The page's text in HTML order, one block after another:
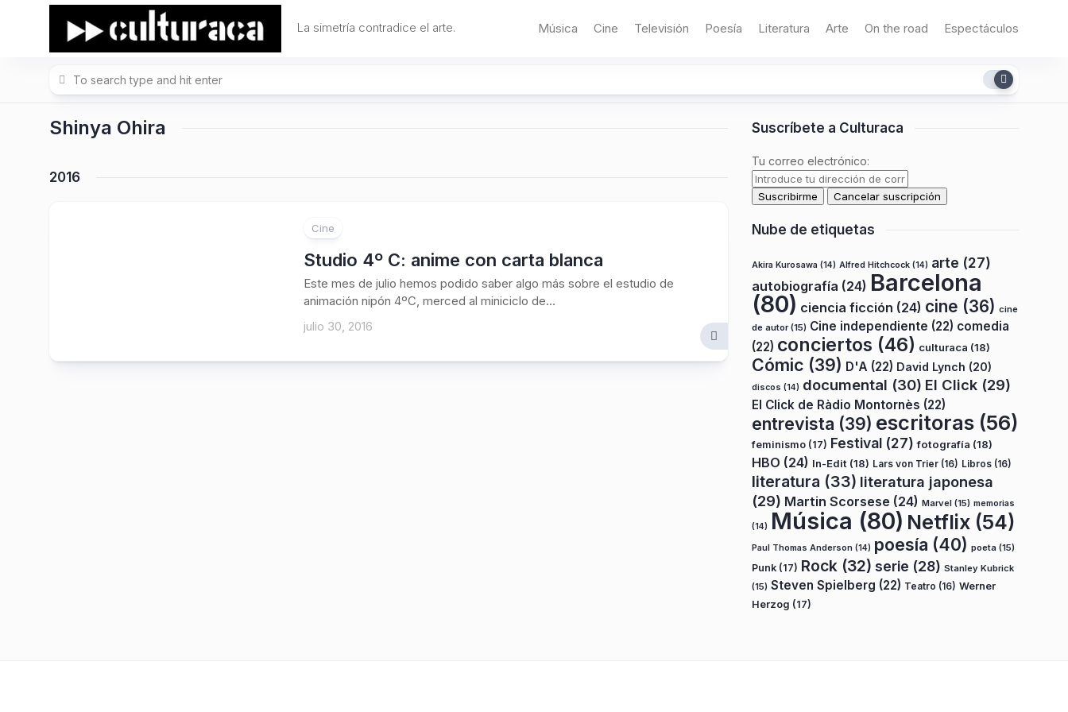
La simetría contradice el arte. Música Cine Televisión Poesía Literatura Arte On the road Espectáculos
Shinya Ohira
2016
Cine
Studio 4º C: anime con carta blanca
Este mes de julio hemos podido saber algo más sobre el estudio de
animación nipón 4ºC, merced al miniciclo de...
julio 30, 2016
Suscríbete a Culturaca
Tu correo electrónico:
Nube de etiquetas
Akira Kurosawa (14) Alfred Hitchcock (14) arte (27)
autobiografía (24) Barcelona
(80) ciencia ficción (24) cine (36) cine
de autor(15) Cine independiente (22) comedia
(22) conciertos (46) culturaca (18)
Cómic (39) D'A (22) David Lynch (20)
discos (14) documental (30) El Click (29)
El Click de Ràdio Montornès (22)
entrevista (39) escritoras (56)
feminismo (17) Festival (27) fotografía (18)
HBO (24) In-Edit (18) Lars von Trier (16) Libros (16)
literatura (33) literatura japonesa
(29) Martin Scorsese (24) Marvel (15) memorias
(14) Música (80) Netflix (54)
Paul Thomas Anderson (14) poesía (40) poeta (15)
Punk (17) Rock (32) serie (28) Stanley Kubrick
(15) Steven Spielberg (22) Teatro (16) Werner
Herzog (17)